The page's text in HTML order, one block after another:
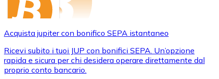
Acquista jupiter con bonifico SEPA istantaneo
Ricevi subito i tuoi JUP con bonifici SEPA. Un’opzione
rapida e sicura per chi desidera operare direttamente dal
proprio conto bancario.